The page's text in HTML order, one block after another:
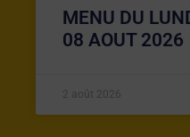
MENU DU
08 AOUT 2026
2 août 2026